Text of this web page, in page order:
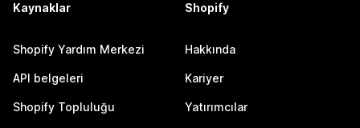
Kaynaklar
Shopify Yardım Merkezi
API belgeleri
Shopify Topluluğu
Shopify
Hakkında
Kariyer
Yatırımcılar